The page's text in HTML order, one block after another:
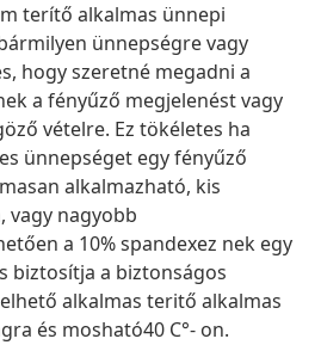
terítő alkalmas ünnepi
ünnepségre vagy
hogy szeretné megadni a
a fényűző megjelenést vagy
vételre. Ez tökéletes ha
ünnepséget egy fényűző
alkalmazható, kis
vagy nagyobb
a 10% spandexez nek egy
biztosítja a biztonságos
alkalmas teritő alkalmas
és mosható40 C°- on.